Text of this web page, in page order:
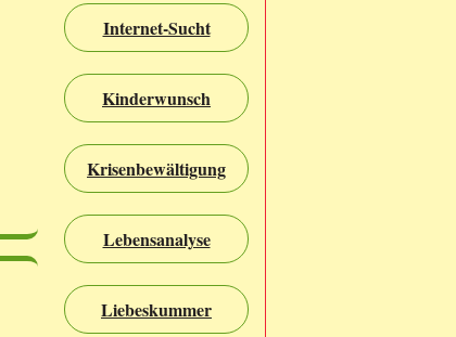
Internet-Sucht
Kinderwunsch
Krisenbewältigung
Lebensanalyse
Liebeskummer